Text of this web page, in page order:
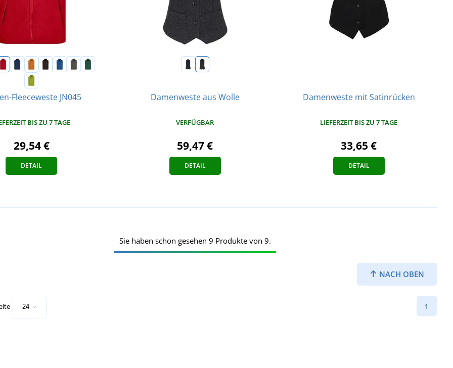
Fleeceweste JN045
BIS ZU 7 TAGE
29,54 €
DETAIL
Damenweste aus Wolle
VERFÜGBAR
59,47 €
DETAIL
Damenweste mit Satinrücken
LIEFERZEIT BIS ZU 7 TAGE
33,65 €
DETAIL
NACH OBEN
Sie haben schon gesehen 9 Produkte von 9.
1